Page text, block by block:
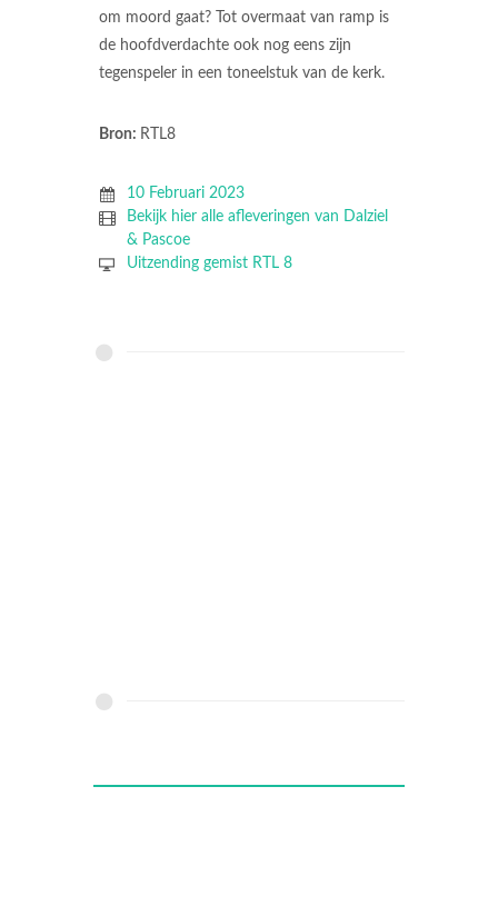
om moord gaat? Tot overmaat van ramp is
de hoofdverdachte ook nog eens zijn
tegenspeler in een toneelstuk van de kerk.
Bron: RTL8
10 Februari 2023
Bekijk hier alle afleveringen van Dalziel
& Pascoe
Uitzending gemist RTL 8